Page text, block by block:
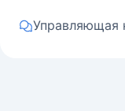
Управляющая